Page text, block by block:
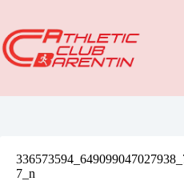
contenu
7_n